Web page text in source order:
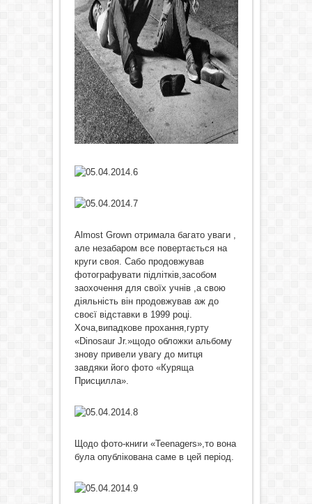
Almost Grown отримала багато уваги ,
але незабаром все повертається на
круги своя. Сабо продовжував
фотографувати підлітків,засобом
заохочення для своїх учнів ,а свою
діяльність він продовжував аж до
своєї відставки в 1999 році.
Хоча,випадкове прохання,гурту
«Dinosaur Jr.»щодо обложки альбому
знову привели увагу до митця
завдяки його фото «Куряща
Присцилла».
Щодо фото-книги «Teenagers»,то вона
була опублікована саме в цей період.